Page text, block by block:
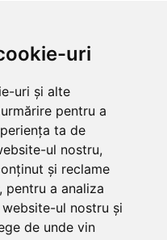
uri
uri și alte
pentru a
ta de
ul nostru,
și reclame
pentru a analiza
ul nostru și
de unde vin